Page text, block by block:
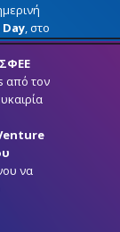
, στο
ΣΦΕΕ
από τον
να